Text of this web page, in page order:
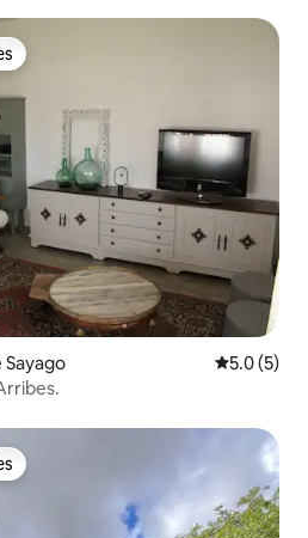
5.0 (5)